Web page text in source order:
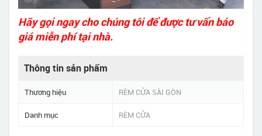
Hãy gọi ngay cho chúng tôi để được tư vấn báo
giá miễn phí tại nhà.
Thông tin sản phẩm
Thương hiệu RÈM CỬA SÀI GÒN
Danh mục RÈM CỬA